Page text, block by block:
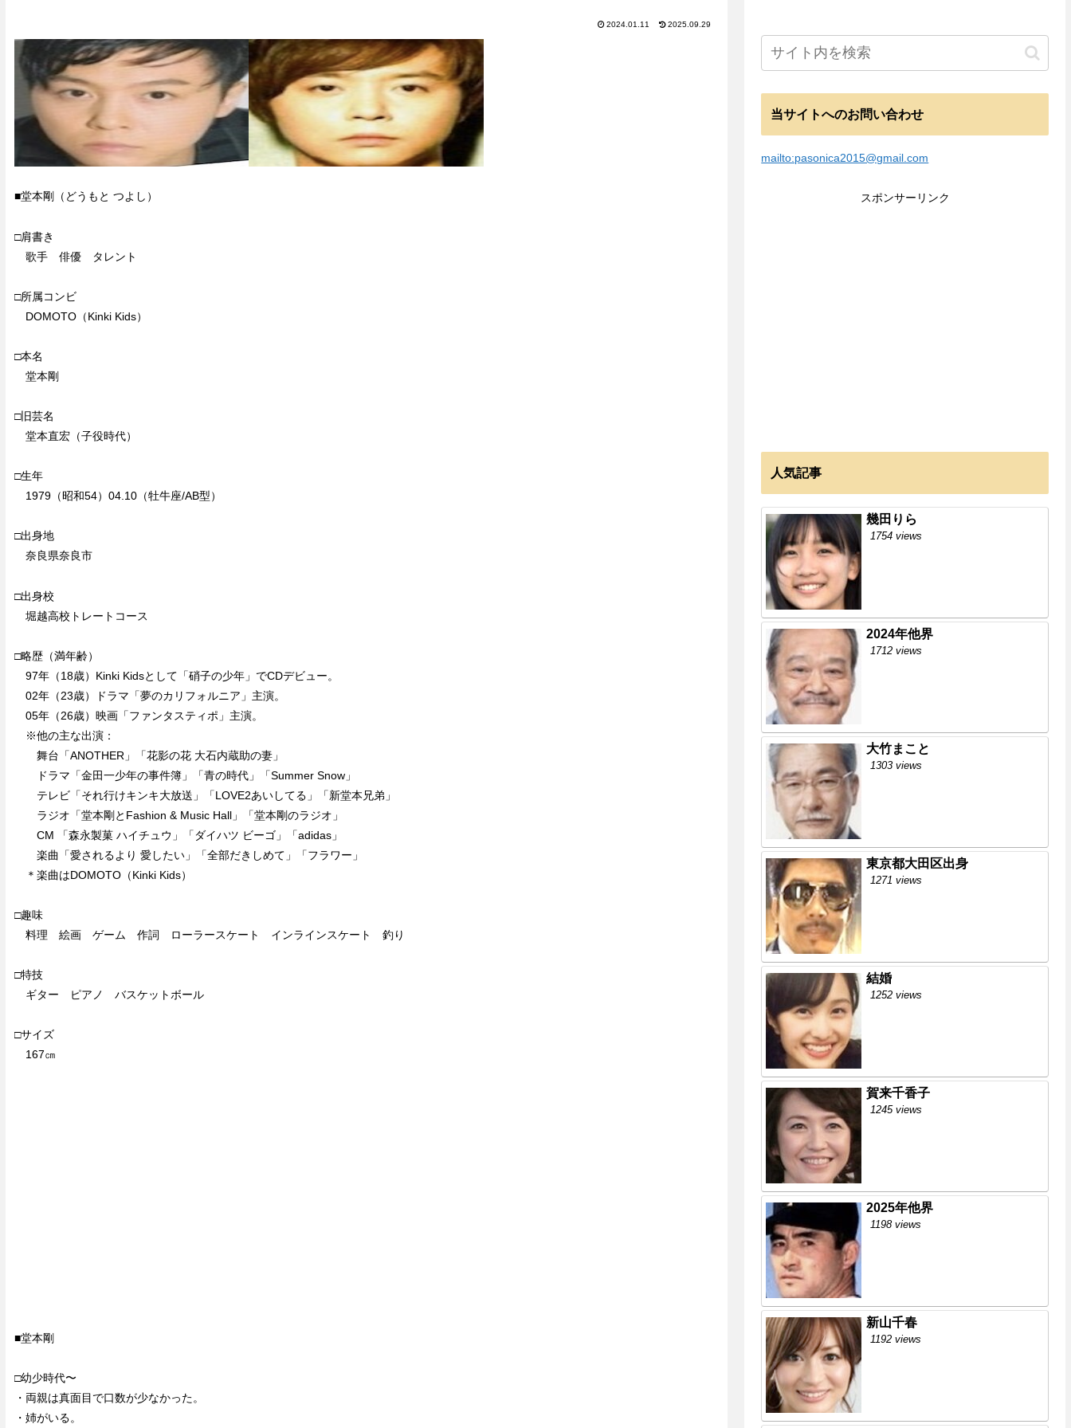
2024.01.11 2025.09.29
■堂本剛（どうもと つよし）
□肩書き
歌手 俳優 タレント
□所属コンビ
DOMOTO（Kinki Kids）
□本名
堂本剛
□旧芸名
堂本直宏（子役時代）
□生年
1979（昭和54）04.10（牡牛座/AB型）
□出身地
奈良県奈良市
□出身校
堀越高校トレートコース
□略歴（満年齢）
97年（18歳）Kinki Kidsとして「硝子の少年」でCDデビュー。
02年（23歳）ドラマ「夢のカリフォルニア」主演。
05年（26歳）映画「ファンタスティポ」主演。
※他の主な出演：
舞台「ANOTHER」「花影の花 大石内蔵助の妻」
ドラマ「金田一少年の事件簿」「青の時代」「Summer Snow」
テレビ「それ行けキンキ大放送」「LOVE2あいしてる」「新堂本兄弟」
ラジオ「堂本剛とFashion & Music Hall」「堂本剛のラジオ」
CM 「森永製菓 ハイチュウ」「ダイハツ ビーゴ」「adidas」
楽曲「愛されるより 愛したい」「全部だきしめて」「フラワー」
＊楽曲はDOMOTO（Kinki Kids）
□趣味
料理 絵画 ゲーム 作詞 ローラースケート インラインスケート 釣り
□特技
ギター ピアノ バスケットボール
□サイズ
167㎝
■堂本剛
□幼少時代〜
・両親は真面目で口数が少なかった。
・姉がいる。
当サイトへのお問い合わせ
mailto:pasonica2015@gmail.com
スポンサーリンク
人気記事
幾田りら
1754 views
2024年他界
1712 views
大竹まこと
1303 views
東京都大田区出身
1271 views
結婚
1252 views
賀来千香子
1245 views
2025年他界
1198 views
新山千春
1192 views